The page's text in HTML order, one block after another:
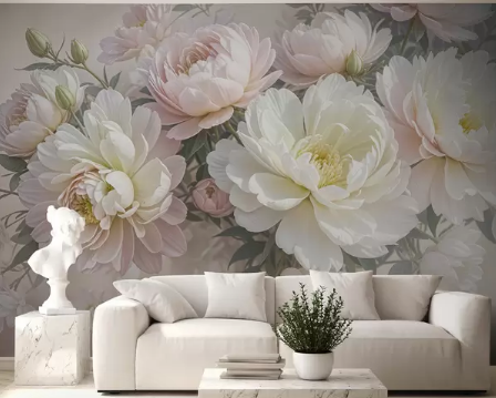
Стандарт
831 499 грн/м²
Преміум
1066640грн /м²
Преміум Вініл
1216730грн /м²
Peel and Stick
1458875 /м²